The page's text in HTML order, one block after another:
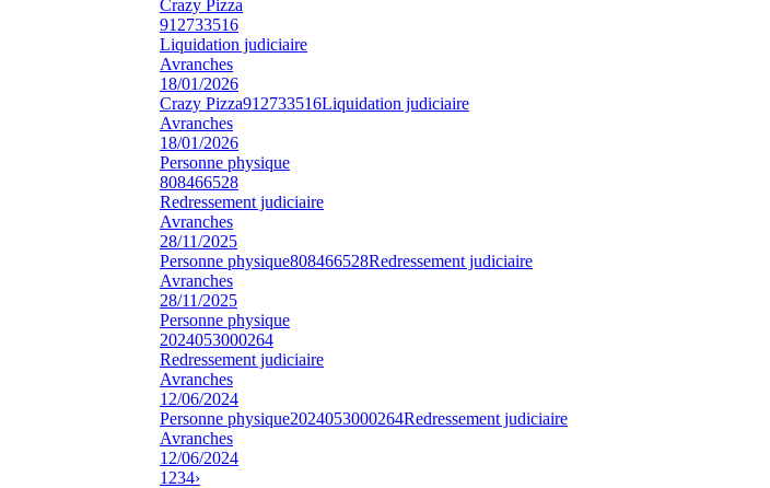
Crazy Pizza
912733516
Liquidation judiciaire
Avranches
18/01/2026
Crazy Pizza912733516Liquidation judiciaire
Avranches
18/01/2026
Personne physique
808466528
Redressement judiciaire
Avranches
28/11/2025
Personne physique808466528Redressement judiciaire
Avranches
28/11/2025
Personne physique
2024053000264
Redressement judiciaire
Avranches
12/06/2024
Personne physique2024053000264Redressement judiciaire
Avranches
12/06/2024
1 234›